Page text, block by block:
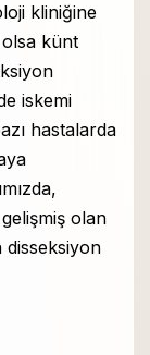
kliniğine
künt
iskemi
hastalarda
olan
disseksiyon